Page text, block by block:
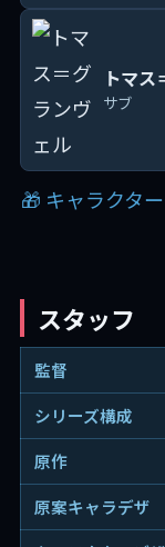
トマ
サブ
🎁 キャラクタ
スタッフ
監督
シリーズ構成
原作
原案キャラデザ